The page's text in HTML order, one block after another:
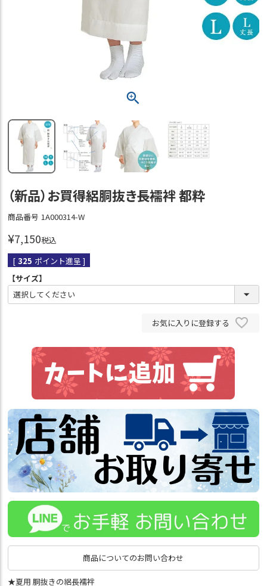
（新品）お買得絽胴抜き長襦袢 都粋
商品番号 1A000314-W
¥7,150税込
[ 325 ポイント進呈 ]
【サイズ】
お気に入りに登録する
商品についてのお問い合わせ
★夏用 胴抜きの絽長襦袢